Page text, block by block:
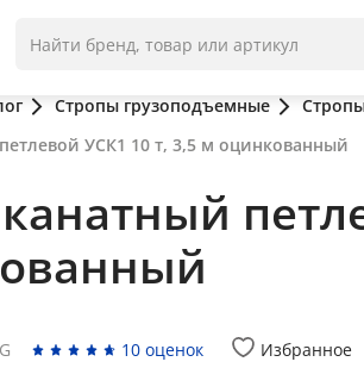
Стропы грузоподъемные
УСК1 10 т, 3,5 м оцинкованный
10 оценок Избранное